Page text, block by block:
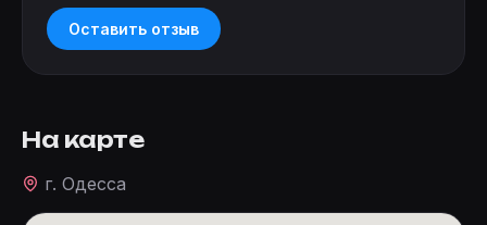
Оставить отзыв
На карте
г. Одесса